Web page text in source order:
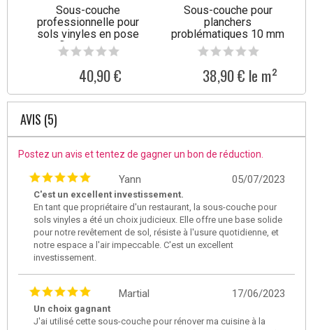
Sous-couche
professionnelle pour
sols vinyles en pose
flottante Val
40,90 €
Sous-couche pour
planchers
problématiques 10 mm
Tullus
38,90 € le m²
AVIS (5)
Postez un avis et tentez de gagner un bon de réduction.
05/07/2023
Yann
C'est un excellent investissement.
En tant que propriétaire d'un restaurant, la sous-couche pour
sols vinyles a été un choix judicieux. Elle offre une base solide
pour notre revêtement de sol, résiste à l'usure quotidienne, et
notre espace a l'air impeccable. C'est un excellent
investissement.
17/06/2023
Martial
Un choix gagnant
J'ai utilisé cette sous-couche pour rénover ma cuisine à la